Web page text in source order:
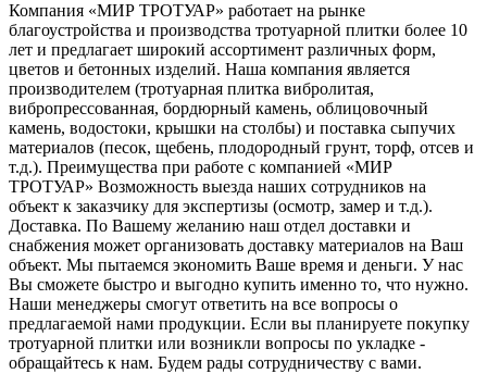
Компания «МИР ТРОТУАР» работает на рынке
благоустройства и производства тротуарной плитки более 10
лет и предлагает широкий ассортимент различных форм,
цветов и бетонных изделий. Наша компания является
производителем (тротуарная плитка вибролитая,
вибропрессованная, бордюрный камень, облицовочный
камень, водостоки, крышки на столбы) и поставка сыпучих
материалов (песок, щебень, плодородный грунт, торф, отсев и
т.д.). Преимущества при работе с компанией «МИР
ТРОТУАР» Возможность выезда наших сотрудников на
объект к заказчику для экспертизы (осмотр, замер и т.д.).
Доставка. По Вашему желанию наш отдел доставки и
снабжения может организовать доставку материалов на Ваш
объект. Мы пытаемся экономить Ваше время и деньги. У нас
Вы сможете быстро и выгодно купить именно то, что нужно.
Наши менеджеры смогут ответить на все вопросы о
предлагаемой нами продукции. Если вы планируете покупку
тротуарной плитки или возникли вопросы по укладке -
обращайтесь к нам. Будем рады сотрудничеству с вами.